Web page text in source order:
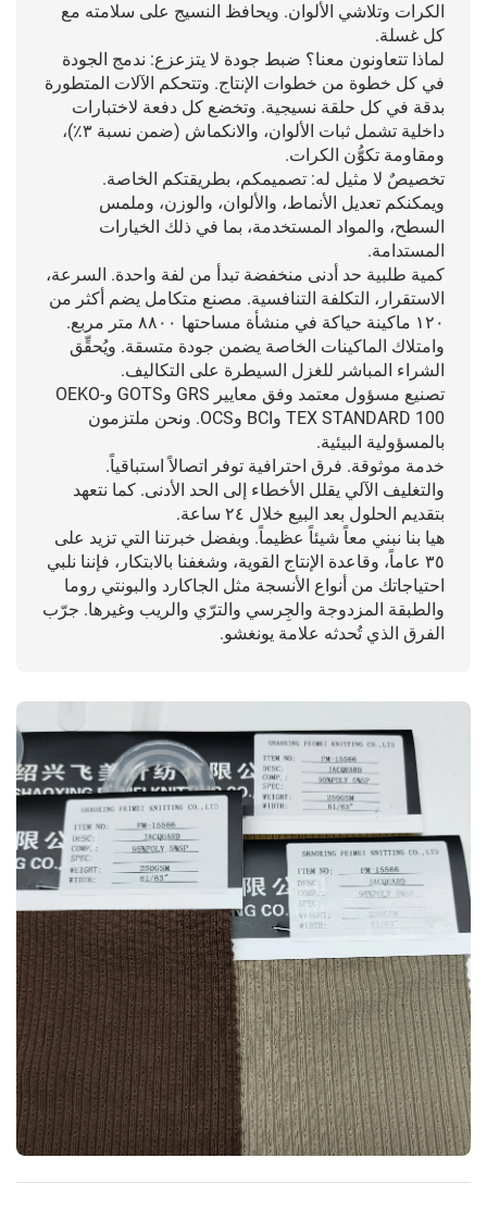
الكرات وتلاشي الألوان. ويحافظ النسيج على سلامته مع
كل غسلة.
لماذا تتعاونون معنا؟ ضبط جودة لا يتزعزع: ندمج الجودة
في كل خطوة من خطوات الإنتاج. وتتحكم الآلات المتطورة
بدقة في كل حلقة نسيجية. وتخضع كل دفعة لاختبارات
داخلية تشمل ثبات الألوان، والانكماش (ضمن نسبة ٣٪)،
ومقاومة تكوُّن الكرات.
تخصيصٌ لا مثيل له: تصميمكم، بطريقتكم الخاصة.
ويمكنكم تعديل الأنماط، والألوان، والوزن، وملمس
السطح، والمواد المستخدمة، بما في ذلك الخيارات
المستدامة.
كمية طلبية حد أدنى منخفضة تبدأ من لفة واحدة. السرعة،
الاستقرار، التكلفة التنافسية. مصنع متكامل يضم أكثر من
١٢٠ ماكينة حياكة في منشأة مساحتها ٨٨٠٠ متر مربع.
وامتلاك الماكينات الخاصة يضمن جودة متسقة. ويُحقِّق
الشراء المباشر للغزل السيطرة على التكاليف.
تصنيع مسؤول معتمد وفق معايير GRS وGOTS وOEKO-
TEX STANDARD 100 وBCI وOCS. ونحن ملتزمون
بالمسؤولية البيئية.
خدمة موثوقة. فرق احترافية توفر اتصالاً استباقياً.
والتغليف الآلي يقلل الأخطاء إلى الحد الأدنى. كما نتعهد
بتقديم الحلول بعد البيع خلال ٢٤ ساعة.
هيا بنا نبني معاً شيئاً عظيماً. وبفضل خبرتنا التي تزيد على
٣٥ عاماً، وقاعدة الإنتاج القوية، وشغفنا بالابتكار، فإننا نلبي
احتياجاتك من أنواع الأنسجة مثل الجاكارد والبونتي روما
والطبقة المزدوجة والجِرسي والترّي والريب وغيرها. جرّب
الفرق الذي تُحدثه علامة يونغشو.